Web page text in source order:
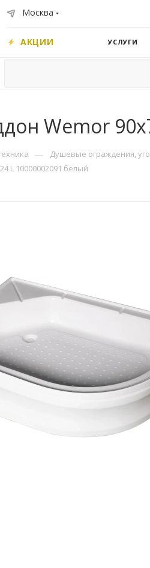
Москва
АКЦИИ УСЛУГИ
Wemor
— Душевые ограждения,
L 10000002091 белый